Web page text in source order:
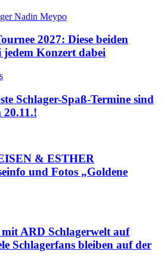
2027: Diese beiden
jedem Konzert dabei
Schlager-Spaß-Termine sind
20.11.!
& ESTHER
und Fotos „Goldene
ARD Schlagerwelt auf
Schlagerfans bleiben auf der